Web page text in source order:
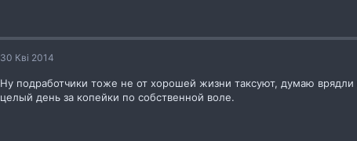
30 Кві 2014
Ну подработчики тоже не от хорошей жизни таксуют, думаю
целый день за копейки по собственной воле.